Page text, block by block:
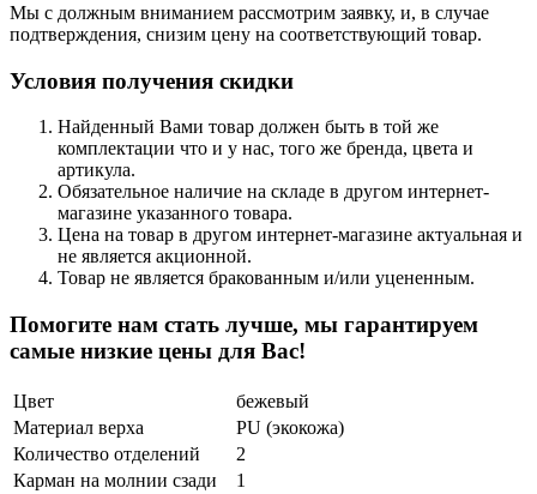
Мы с должным вниманием рассмотрим заявку, и, в случае
подтверждения, снизим цену на соответствующий товар.
Условия получения скидки
Найденный Вами товар должен быть в той же
комплектации что и у нас, того же бренда, цвета и
артикула.
Обязательное наличие на складе в другом интернет-
магазине указанного товара.
Цена на товар в другом интернет-магазине актуальная и
не является акционной.
Товар не является бракованным и/или уцененным.
Помогите нам стать лучше, мы гарантируем
самые низкие цены для Вас!
Цвет
бежевый
Материал верха
PU (экокожа)
Количество отделений
2
Карман на молнии сзади
1